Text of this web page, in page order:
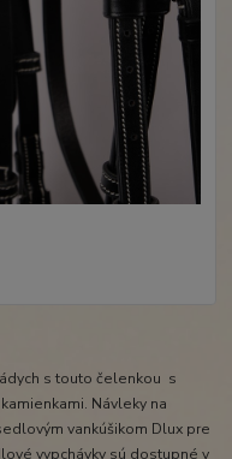
s touto čelenkou s
Návleky na
vankúšikom Dlux pre
vypchávky sú dostupné v